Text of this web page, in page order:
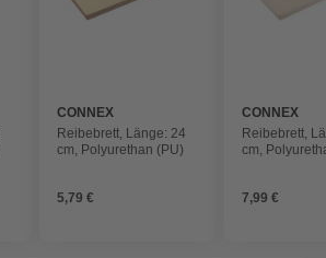
CONNEX
Reibebrett, Länge: 24
cm, Polyurethan (PU)
5,79 €
CONNEX
Reibebrett,
cm,
7,99 €